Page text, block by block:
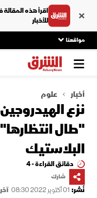
اقرأ هذه
للأخبار
مواقعنا
أخبار علوم
نزع
"طال
البلاستيك
دقائق القراءة - 4
شارك
نُشر: 01 أكتوبر 2022 08:30